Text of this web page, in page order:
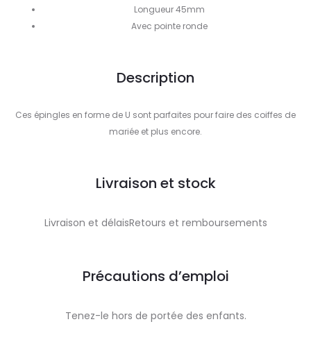
Longueur 45mm
Avec pointe ronde
Description
Ces épingles en forme de U sont parfaites pour faire des coiffes de
mariée et plus encore.
Livraison et stock
Livraison et délaisRetours et remboursements
Précautions d’emploi
Tenez-le hors de portée des enfants.